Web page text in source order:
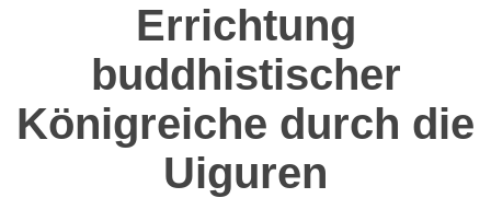
Errichtung
buddhistischer
Königreiche durch die
Uiguren